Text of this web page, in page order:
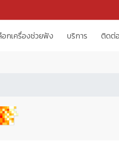
อกเครื่องช่วยฟัง บริการ ติดต่